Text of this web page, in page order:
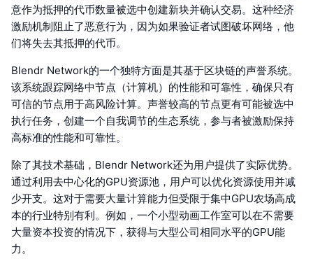
意作为抵押的代币数量被选中创建新块并确认交易。这种经济
激励机制阻止了恶意行为，因为如果验证者试图破坏网络，他
们将失去其抵押的代币。
Blendr Network的一个独特方面是其基于区块链的声誉系统。
该系统跟踪网络中节点（计算机）的性能和可靠性，确保只有
可信的节点用于高风险计算。声誉较高的节点更有可能被选中
执行任务，创建一个自我调节的生态系统，参与者被激励保持
高标准的性能和可靠性。
除了其技术基础，Blendr Network还为用户提供了实际优势。
通过利用去中心化的GPU资源池，用户可以优化资源使用并减
少开支。这对于需要大量计算能力但受限于集中GPU农场高成
本的行业特别有利。例如，一个小型动画工作室可以在不需要
大量资本投资的情况下，获得与大型公司相同水平的GPU能
力。